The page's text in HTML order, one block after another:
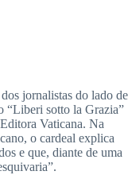
jornalistas do lado de
“Liberi sotto la Grazia”
Vaticana. Na
o cardeal explica
e que, diante de uma